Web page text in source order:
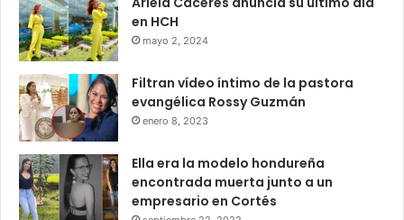
en HCH
mayo 2, 2024
Filtran vídeo íntimo de la pastora
evangélica Rossy Guzmán
enero 8, 2023
Ella era la modelo hondureña
encontrada muerta junto a un
empresario en Cortés